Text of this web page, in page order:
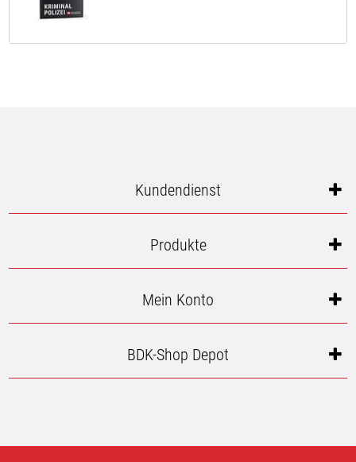
Kundendienst
Produkte
Mein Konto
BDK-Shop Depot